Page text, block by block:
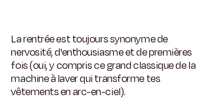
La rentrée est toujours synonyme de
nervosité, d'enthousiasme et de premières
fois (oui, y compris ce grand classique de la
machine à laver qui transforme tes
vêtements en arc-en-ciel).